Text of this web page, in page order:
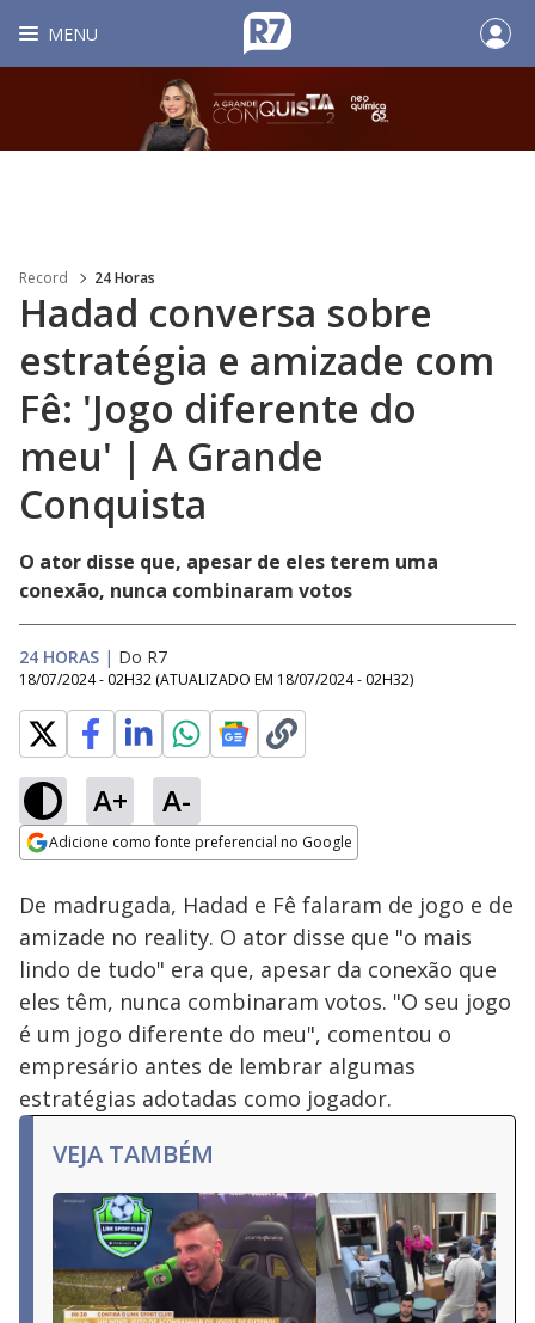
MENU
Record 24 Horas
Hadad conversa sobre
estratégia e amizade com
Fê: 'Jogo diferente do
meu' | A Grande
Conquista
O ator disse que, apesar de eles terem uma
conexão, nunca combinaram votos
24 HORAS | Do R7
18/07/2024 - 02H32 (ATUALIZADO EM 18/07/2024 - 02H32)
A+ A-
Adicione como fonte preferencial no Google
Ativar
Loaded:
42.59%
De madrugada, Hadad e Fê falaram de jogo e de
amizade no reality. O ator disse que "o mais
lindo de tudo" era que, apesar da conexão que
eles têm, nunca combinaram votos. "O seu jogo
é um jogo diferente do meu", comentou o
empresário antes de lembrar algumas
estratégias adotadas como jogador.
VEJA TAMBÉM